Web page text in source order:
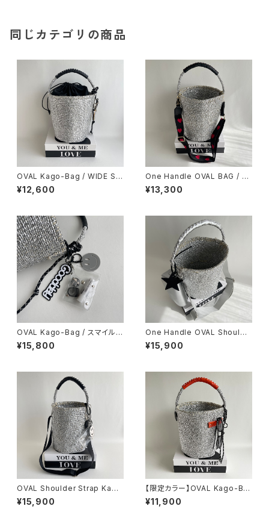
同じカテゴリの商品
OVAL Kago-Bag / WIDE SIZ
E / スマイルチャーム＆巾着ポー
チ付
¥12,600
One Handle OVAL BAG / Sh
oulder Strap Herat
¥13,300
OVAL Kago-Bag / スマイルチ
ャーム＆エコバッグ付
¥15,800
One Handle OVAL Shoulde
r Strap Bag ＆ mini body ba
g
¥15,900
OVAL Shoulder Strap Kago
-Bag / Smile charm / BLAC
K
¥15,900
【限定カラー】OVAL Kago-Ba
g / megane holder / ORAN
GE
¥11,900